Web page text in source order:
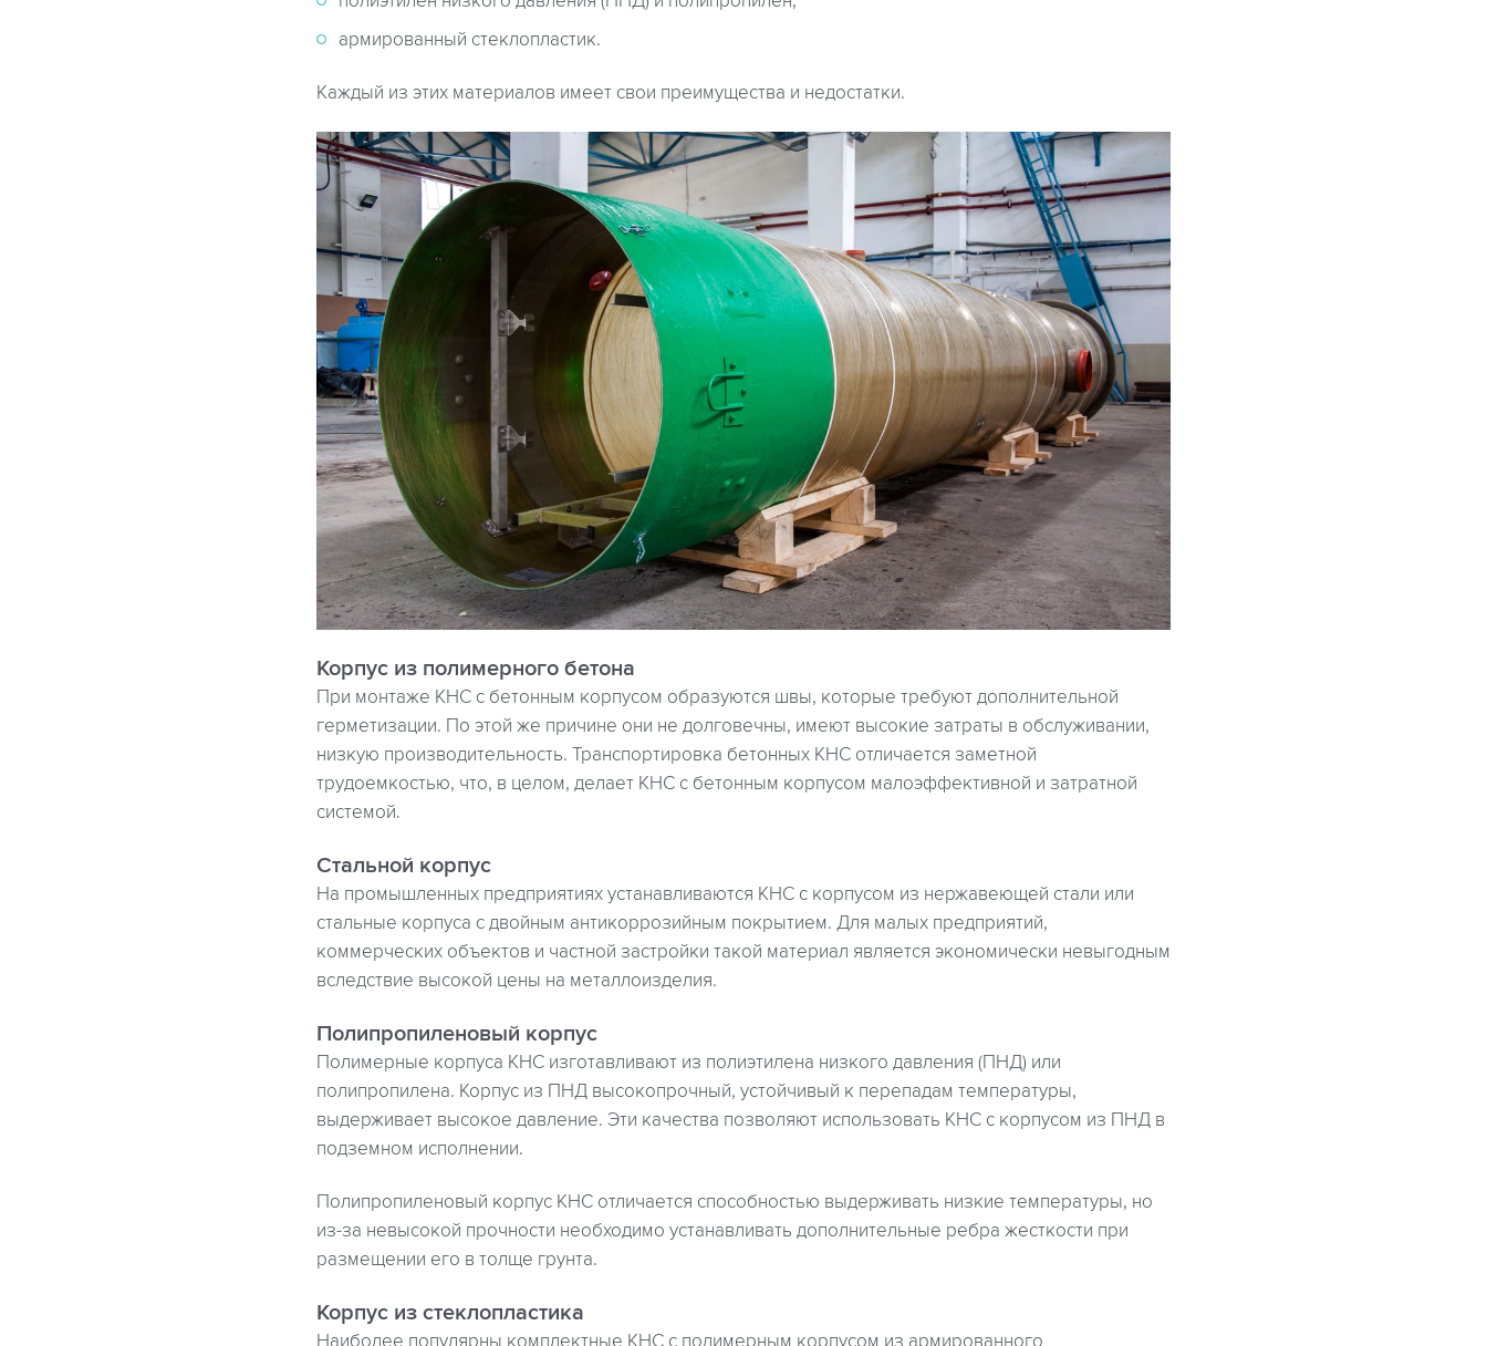
армированный стеклопластик.
Каждый из этих материалов имеет свои преимущества и недостатки.
Корпус из полимерного бетона
При монтаже КНС с бетонным корпусом образуются швы, которые требуют дополнительной
герметизации. По этой же причине они не долговечны, имеют высокие затраты в обслуживании,
низкую производительность. Транспортировка бетонных КНС отличается заметной
трудоемкостью, что, в целом, делает КНС с бетонным корпусом малоэффективной и затратной
системой.
Стальной корпус
На промышленных предприятиях устанавливаются КНС с корпусом из нержавеющей стали или
стальные корпуса с двойным антикоррозийным покрытием. Для малых предприятий,
коммерческих объектов и частной застройки такой материал является экономически невыгодным
вследствие высокой цены на металлоизделия.
Полипропиленовый корпус
Полимерные корпуса КНС изготавливают из полиэтилена низкого давления (ПНД) или
полипропилена. Корпус из ПНД высокопрочный, устойчивый к перепадам температуры,
выдерживает высокое давление. Эти качества позволяют использовать КНС с корпусом из ПНД в
подземном исполнении.
Полипропиленовый корпус КНС отличается способностью выдерживать низкие температуры, но
из-за невысокой прочности необходимо устанавливать дополнительные ребра жесткости при
размещении его в толще грунта.
Корпус из стеклопластика
Наиболее популярны комплектные КНС с полимерным корпусом из армированного